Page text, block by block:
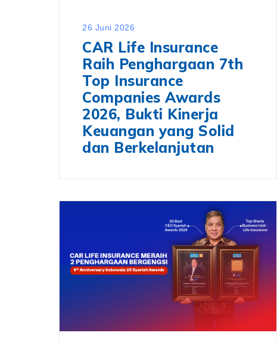
26 Juni 2026
CAR Life Insurance
Raih Penghargaan 7th
Top Insurance
Companies Awards
2026, Bukti Kinerja
Keuangan yang Solid
dan Berkelanjutan